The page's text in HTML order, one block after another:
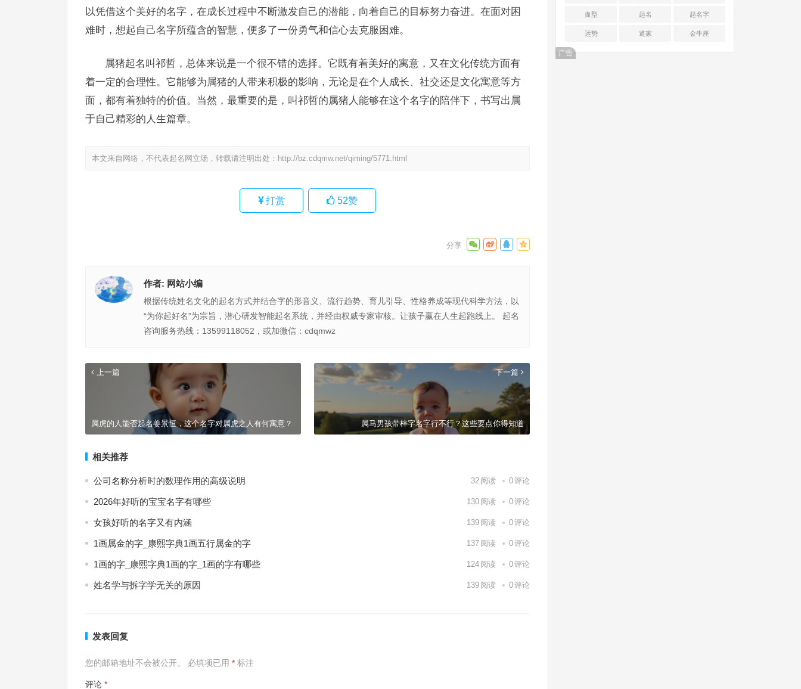
以凭借这个美好的名字，在成长过程中不断激发自己的潜能，向着自己的目标努力奋进。在面对困
难时，想起自己名字所蕴含的智慧，便多了一份勇气和信心去克服困难。
属猪起名叫祁哲，总体来说是一个很不错的选择。它既有着美好的寓意，又在文化传统方面有
着一定的合理性。它能够为属猪的人带来积极的影响，无论是在个人成长、社交还是文化寓意等方
面，都有着独特的价值。当然，最重要的是，叫祁哲的属猪人能够在这个名字的陪伴下，书写出属
于自己精彩的人生篇章。
本文来自网络，不代表起名网立场，转载请注明出处： http://bz.cdqmw.net/qiming/5771.html
打赏 52赞
作者: 网站小编
根据传统姓名文化的起名方式并结合字的形音义、流行趋势、育儿引导、性格养成等现代科学方法，以
“为你起好名”为宗旨，潜心研发智能起名系统，并经由权威专家审核。让孩子赢在人生起跑线上。 起名
咨询服务热线：13599118052，或加微信：cdqmwz
上一篇
属虎的人能否起名姜景恒，这个名字对属虎之人有何寓意？
下一篇
属马男孩带梓字名字行不行？这些要点你得知道
相关推荐
公司名称分析时的数理作用的高级说明 32 阅读 0评论
2026年好听的宝宝名字有哪些 130 阅读 0评论
女孩好听的名字又有内涵 139 阅读 0评论
1画属金的字_康熙字典1画五行属金的字 137 阅读 0评论
1画的字_康熙字典1画的字_1画的字有哪些 124 阅读 0评论
姓名学与拆字学无关的原因 139 阅读 0评论
发表回复
您的邮箱地址不会被公开。 必填项已用 * 标注
评论 *
血型 起名 起名字
运势 道家 金牛座
广告